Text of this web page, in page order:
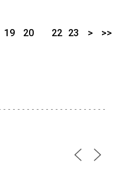
19
20
22 23 > >>